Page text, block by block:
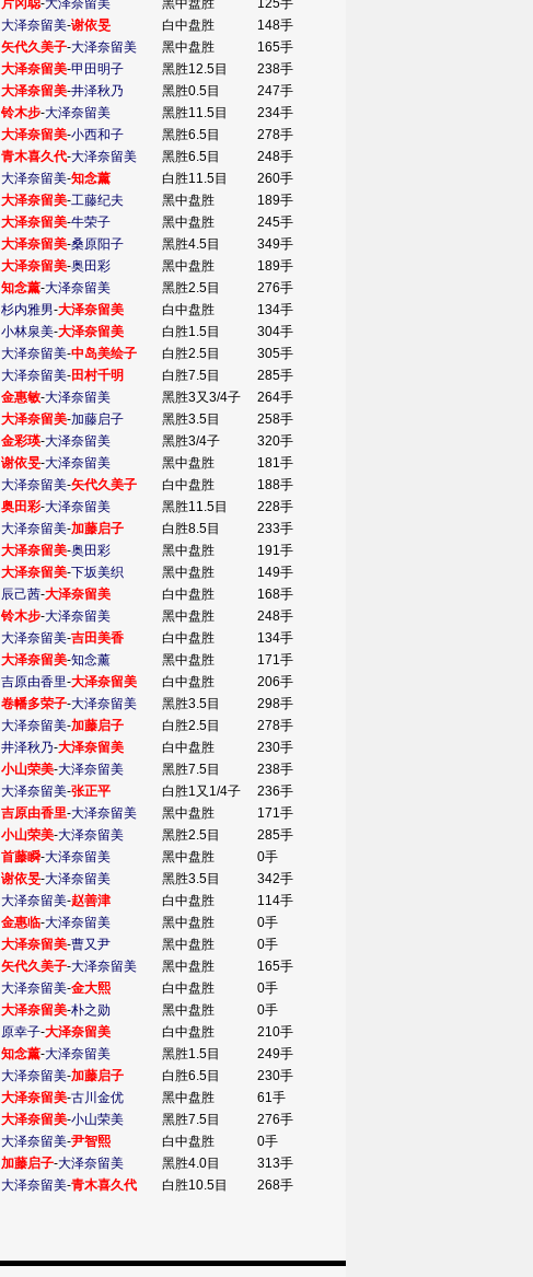
片冈聪-大泽奈留美 黑中盘胜
125手
大泽奈留美-谢依旻 白中盘胜
148手
矢代久美子-大泽奈留美 黑中盘胜
165手
大泽奈留美-甲田明子 黑胜12.5目
238手
大泽奈留美-井泽秋乃 黑胜0.5目
247手
铃木步-大泽奈留美 黑胜11.5目
234手
大泽奈留美-小西和子 黑胜6.5目
278手
青木喜久代-大泽奈留美 黑胜6.5目
248手
大泽奈留美-知念薰 白胜11.5目
260手
大泽奈留美-工藤纪夫 黑中盘胜
189手
大泽奈留美-牛荣子 黑中盘胜
245手
大泽奈留美-桑原阳子 黑胜4.5目
349手
大泽奈留美-奥田彩 黑中盘胜
189手
知念薰-大泽奈留美 黑胜2.5目
276手
杉内雅男-大泽奈留美 白中盘胜
134手
小林泉美-大泽奈留美 白胜1.5目
304手
大泽奈留美-中岛美绘子 白胜2.5目
305手
大泽奈留美-田村千明 白胜7.5目
285手
金惠敏-大泽奈留美 黑胜3又3/4子
264手
大泽奈留美-加藤启子 黑胜3.5目
258手
金彩瑛-大泽奈留美 黑胜3/4子
320手
谢依旻-大泽奈留美 黑中盘胜
181手
大泽奈留美-矢代久美子 白中盘胜
188手
奥田彩-大泽奈留美 黑胜11.5目
228手
大泽奈留美-加藤启子 白胜8.5目
233手
大泽奈留美-奥田彩 黑中盘胜
191手
大泽奈留美-下坂美织 黑中盘胜
149手
辰己茜-大泽奈留美 白中盘胜
168手
铃木步-大泽奈留美 黑中盘胜
248手
大泽奈留美-吉田美香 白中盘胜
134手
大泽奈留美-知念薰 黑中盘胜
171手
吉原由香里-大泽奈留美 白中盘胜
206手
卷幡多荣子-大泽奈留美 黑胜3.5目
298手
大泽奈留美-加藤启子 白胜2.5目
278手
井泽秋乃-大泽奈留美 白中盘胜
230手
小山荣美-大泽奈留美 黑胜7.5目
238手
大泽奈留美-张正平 白胜1又1/4子
236手
吉原由香里-大泽奈留美 黑中盘胜
171手
小山荣美-大泽奈留美 黑胜2.5目
285手
首藤瞬-大泽奈留美 黑中盘胜
0手
谢依旻-大泽奈留美 黑胜3.5目
342手
大泽奈留美-赵善津 白中盘胜
114手
金惠临-大泽奈留美 黑中盘胜
0手
大泽奈留美-曹又尹 黑中盘胜
0手
矢代久美子-大泽奈留美 黑中盘胜
165手
大泽奈留美-金大熙 白中盘胜
0手
大泽奈留美-朴之勋 黑中盘胜
0手
原幸子-大泽奈留美 白中盘胜
210手
知念薰-大泽奈留美 黑胜1.5目
249手
大泽奈留美-加藤启子 白胜6.5目
230手
大泽奈留美-古川金优 黑中盘胜
61手
大泽奈留美-小山荣美 黑胜7.5目
276手
大泽奈留美-尹智熙 白中盘胜
0手
加藤启子-大泽奈留美 黑胜4.0目
313手
大泽奈留美-青木喜久代 白胜10.5目
268手